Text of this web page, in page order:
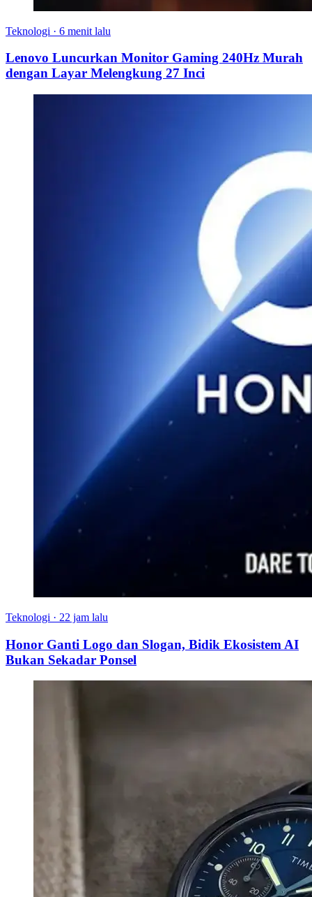
Teknologi · 6 menit lalu
Lenovo Luncurkan Monitor Gaming 240Hz Murah
dengan Layar Melengkung 27 Inci
Teknologi · 22 jam lalu
Honor Ganti Logo dan Slogan, Bidik Ekosistem AI
Bukan Sekadar Ponsel